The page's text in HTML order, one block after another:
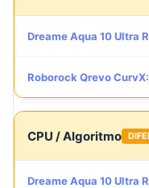
Dreame Aqua 10 Ultra
Roborock Qrevo CurvX:
CPU / Algoritmo
Dreame Aqua 10 Ultra